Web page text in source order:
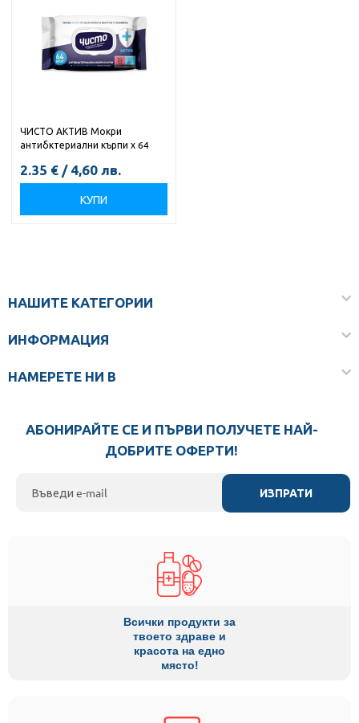
ЧИСТО АКТИВ Мокри
антибктериални кърпи х 64
2.35 € / 4,60 лв.
КУПИ
НАШИТЕ КАТЕГОРИИ
ИНФОРМАЦИЯ
НАМЕРЕТЕ НИ В
АБОНИРАЙТЕ СЕ И ПЪРВИ ПОЛУЧЕТЕ НАЙ-
ДОБРИТЕ ОФЕРТИ!
ИЗПРАТИ
Всички продукти за
твоето здраве и
красота на едно
място!